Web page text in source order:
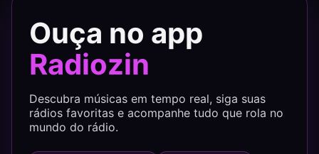
Ouça no app
Radiozin
Descubra músicas em tempo real, siga suas
rádios favoritas e acompanhe tudo que rola no
mundo do rádio.